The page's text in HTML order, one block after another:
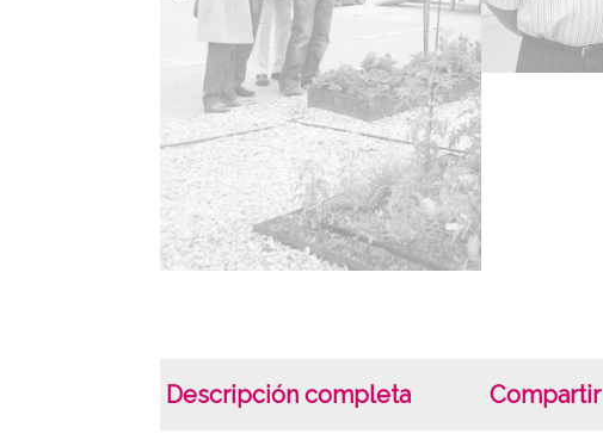
Descripción completa Compartir